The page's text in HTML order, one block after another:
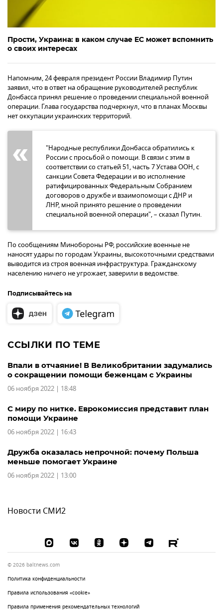
Прости, Украина: в каком случае ЕС может вспомнить
о своих интересах
Напомним, 24 февраля президент России Владимир Путин
заявил, что в ответ на обращение руководителей республик
Донбасса принял решение о проведении специальной военной
операции. Глава государства подчеркнул, что в планах Москвы
нет оккупации украинских территорий.
"Народные республики Донбасса обратились к
России с просьбой о помощи. В связи с этим в
соответствии со статьей 51, часть 7 Устава ООН, с
санкции Совета Федерации и во исполнение
ратифицированных Федеральным Собранием
договоров о дружбе и взаимопомощи с ДНР и
ЛНР, мной принято решение о проведении
специальной военной операции", – сказал Путин.
По сообщениям Минобороны РФ, российские военные не
наносят удары по городам Украины, высокоточными средствами
выводится из строя военная инфраструктура. Гражданскому
населению ничего не угрожает, заверили в ведомстве.
Подписывайтесь на
ССЫЛКИ ПО ТЕМЕ
Впали в отчаяние! В Великобритании задумались
о сокращении помощи беженцам с Украины
06 ноября 2022 | 18:48
С миру по нитке. Еврокомиссия представит план
помощи Украине
06 ноября 2022 | 16:43
Дружба оказалась непрочной: почему Польша
меньше помогает Украине
06 ноября 2022 | 13:00
Новости СМИ2
© 2026 baltnews.com
Политика конфиденциальности
Правила использования «cookie»
Правила применения рекомендательных технологий